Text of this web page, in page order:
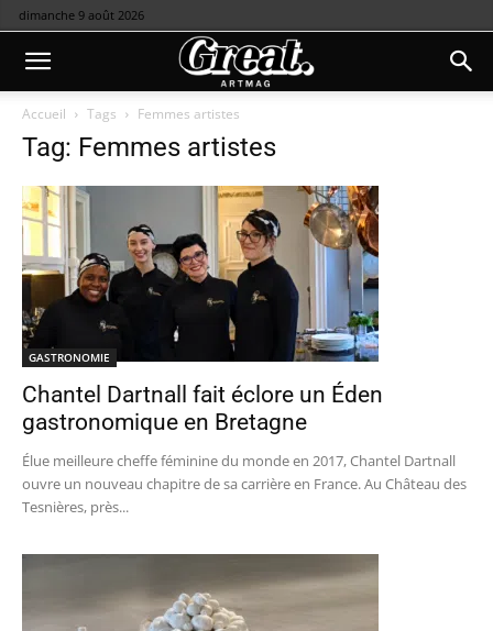
dimanche 9 août 2026
Accueil Tags Femmes artistes
Tag: Femmes artistes
GASTRONOMIE
Chantel Dartnall fait éclore un Éden
gastronomique en Bretagne
Élue meilleure cheffe féminine du monde en 2017, Chantel Dartnall
ouvre un nouveau chapitre de sa carrière en France. Au Château des
Tesnières, près...